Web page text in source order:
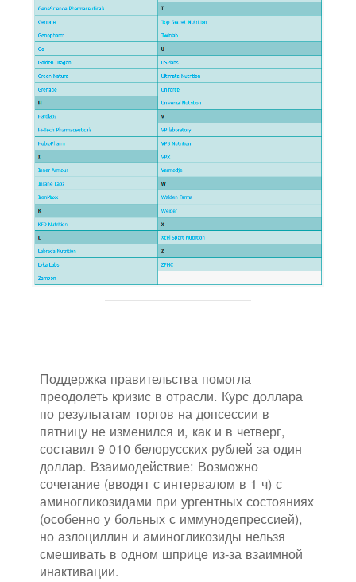
Поддержка правительства помогла
преодолеть кризис в отрасли. Курс доллара
по результатам торгов на допсессии в
пятницу не изменился и, как и в четверг,
составил 9 010 белорусских рублей за один
доллар. Взаимодействие: Возможно
сочетание (вводят с интервалом в 1 ч) с
аминогликозидами при ургентных состояниях
(особенно у больных с иммунодепрессией),
но азлоциллин и аминогликозиды нельзя
смешивать в одном шприце из-за взаимной
инактивации.